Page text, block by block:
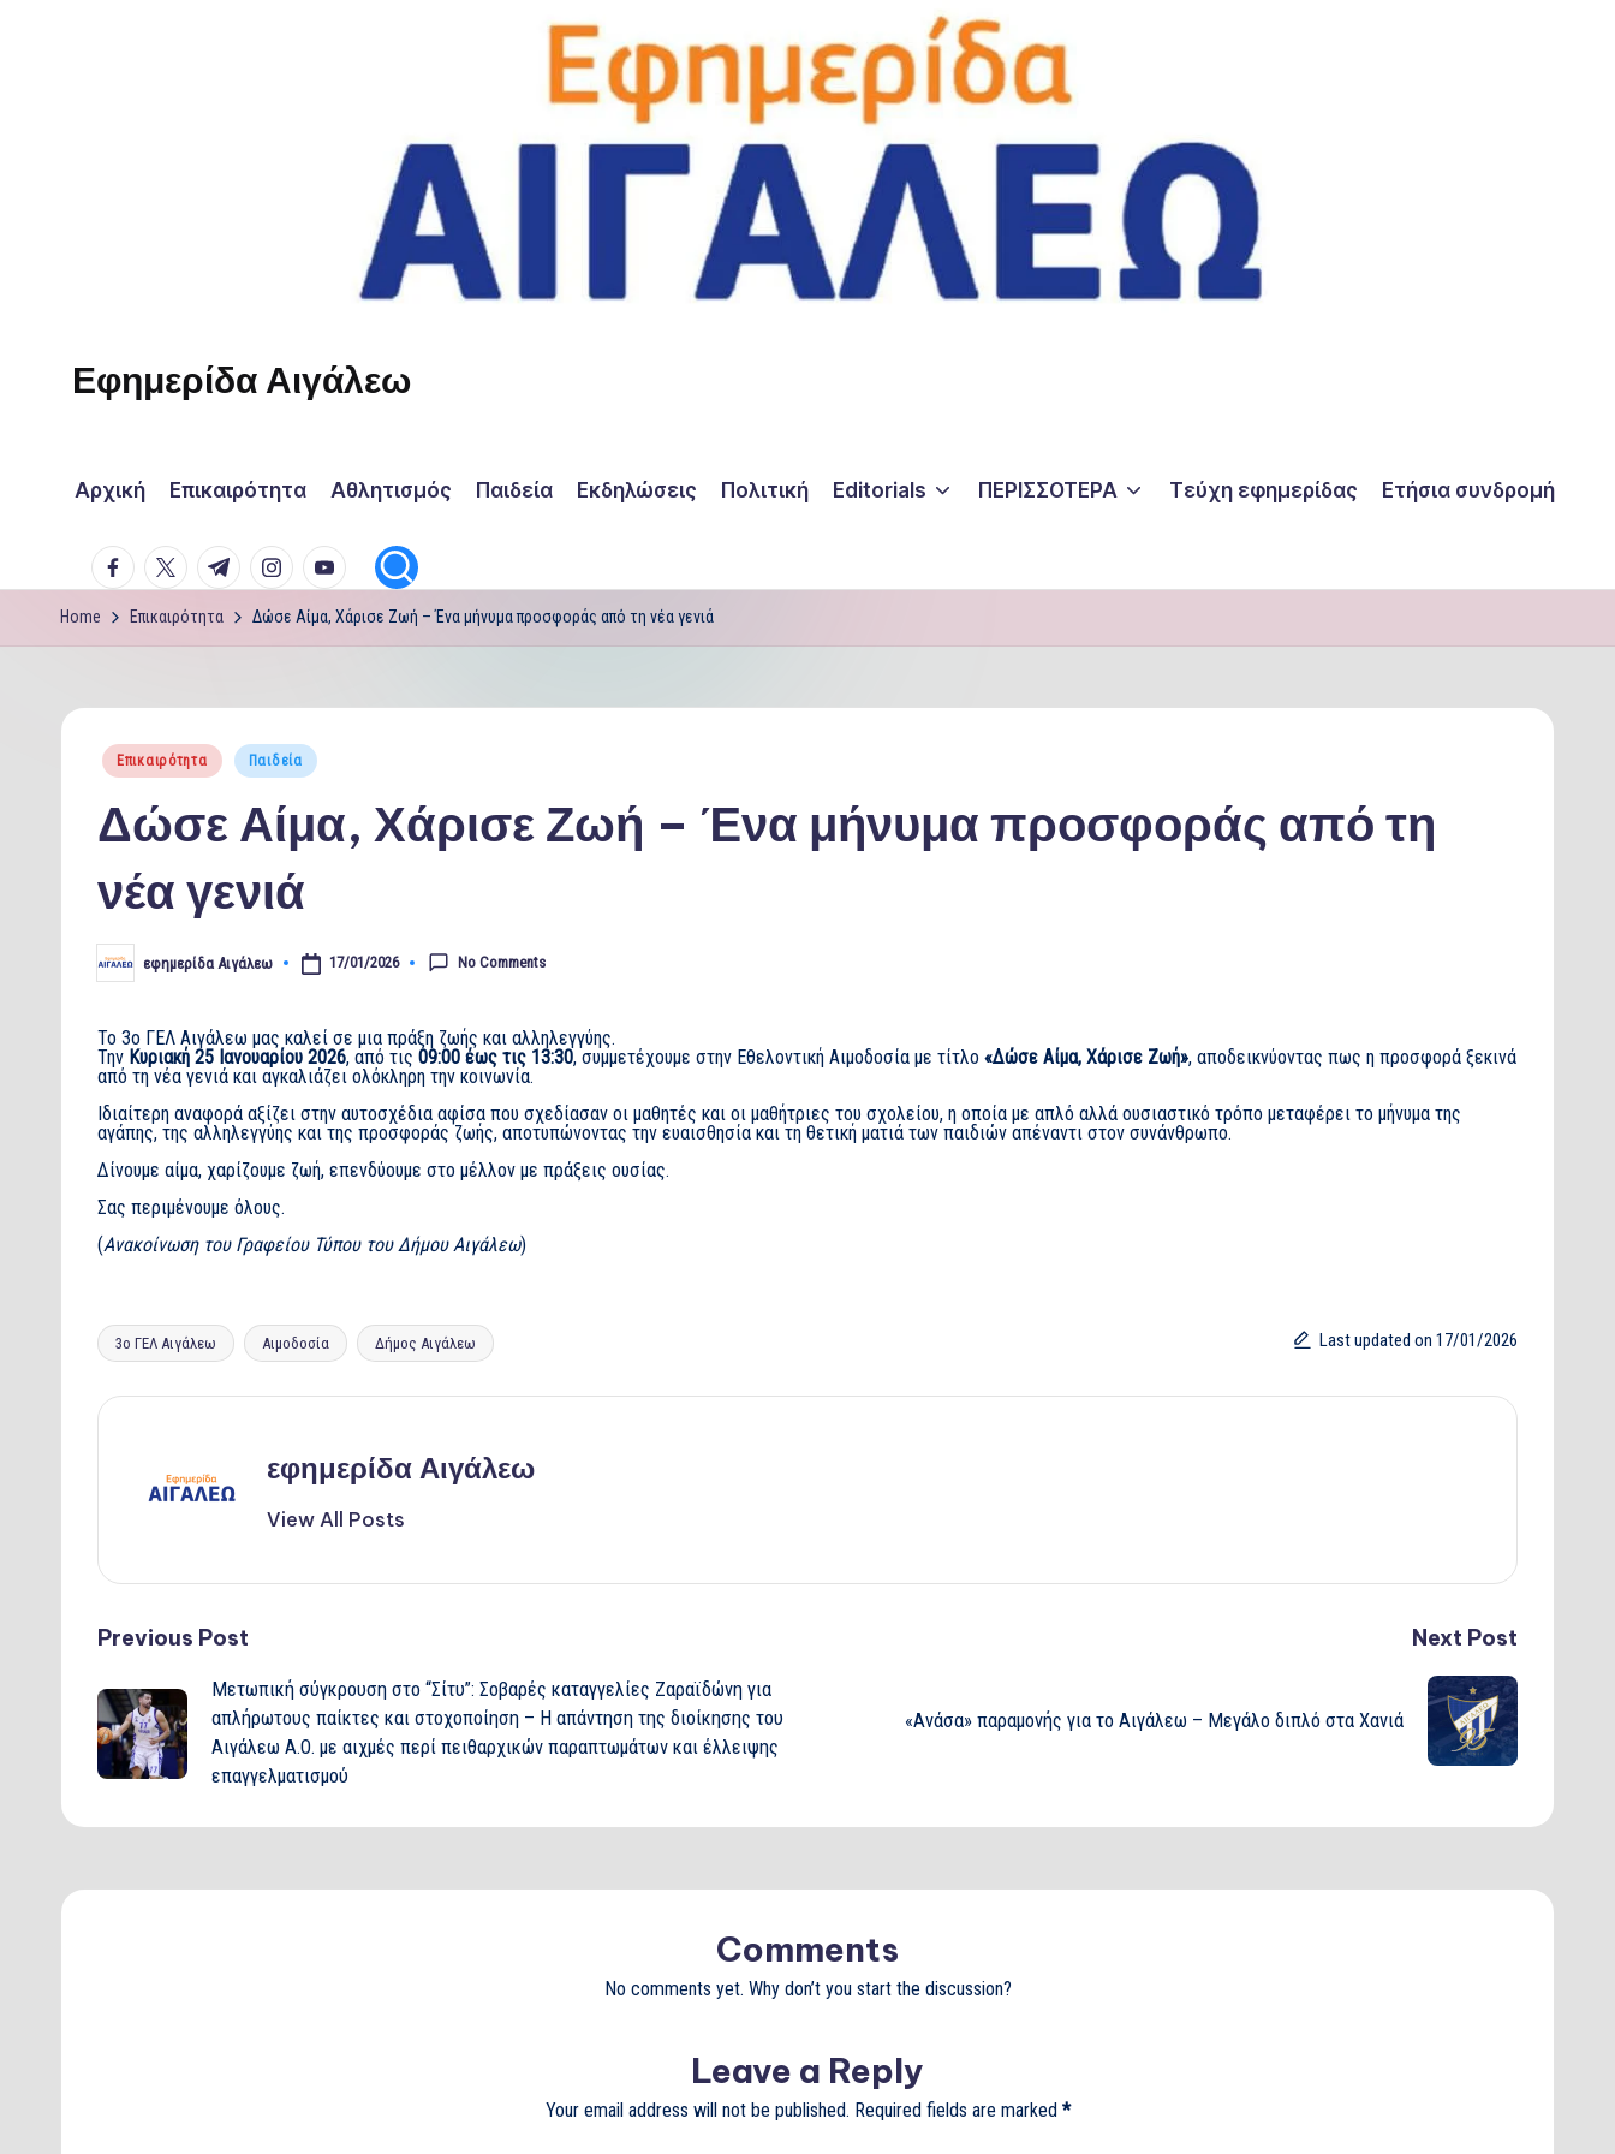
Εφημερίδα Αιγάλεω
Αρχική Επικαιρότητα Αθλητισμός Παιδεία Εκδηλώσεις Πολιτική Editorials ΠΕΡΙΣΣΟΤΕΡΑ Τεύχη εφημερίδας Ετήσια συνδρομή
facebook.com
twitter.com
t.me instagram.com
youtube.com
Home Επικαιρότητα Δώσε Αίμα, Χάρισε Ζωή – Ένα μήνυμα προσφοράς από τη νέα γενιά
Posted
in
Επικαιρότητα Παιδεία
Δώσε Αίμα, Χάρισε Ζωή – Ένα μήνυμα προσφοράς από τη
νέα γενιά
Posted
by
εφημερίδα Αιγάλεω 17/01/2026 No Comments
Το 3ο ΓΕΛ Αιγάλεω μας καλεί σε μια πράξη ζωής και αλληλεγγύης.
Την Κυριακή 25 Ιανουαρίου 2026, από τις 09:00 έως τις 13:30, συμμετέχουμε στην Εθελοντική Αιμοδοσία με τίτλο «Δώσε Αίμα, Χάρισε Ζωή», αποδεικνύοντας πως η προσφορά ξεκινά
από τη νέα γενιά και αγκαλιάζει ολόκληρη την κοινωνία.
Ιδιαίτερη αναφορά αξίζει στην αυτοσχέδια αφίσα που σχεδίασαν οι μαθητές και οι μαθήτριες του σχολείου, η οποία με απλό αλλά ουσιαστικό τρόπο μεταφέρει το μήνυμα της
αγάπης, της αλληλεγγύης και της προσφοράς ζωής, αποτυπώνοντας την ευαισθησία και τη θετική ματιά των παιδιών απέναντι στον συνάνθρωπο.
Δίνουμε αίμα, χαρίζουμε ζωή, επενδύουμε στο μέλλον με πράξεις ουσίας.
Σας περιμένουμε όλους.
(Ανακοίνωση του Γραφείου Τύπου του Δήμου Αιγάλεω)
Tags:3ο ΓΕΛ Αιγάλεω Αιμοδοσία Δήμος Αιγάλεω Last updated on 17/01/2026
εφημερίδα Αιγάλεω
View All Posts
Post
navigation
Previous Post
Μετωπική σύγκρουση στο “Σίτυ”: Σοβαρές καταγγελίες Ζαραϊδώνη για
απλήρωτους παίκτες και στοχοποίηση – Η απάντηση της διοίκησης του
Αιγάλεω Α.Ο. με αιχμές περί πειθαρχικών παραπτωμάτων και έλλειψης
επαγγελματισμού
Next Post
«Ανάσα» παραμονής για το Αιγάλεω – Μεγάλο διπλό στα Χανιά
Comments
No comments yet. Why don’t you start the discussion?
Leave a Reply
Your email address will not be published. Required fields are marked *